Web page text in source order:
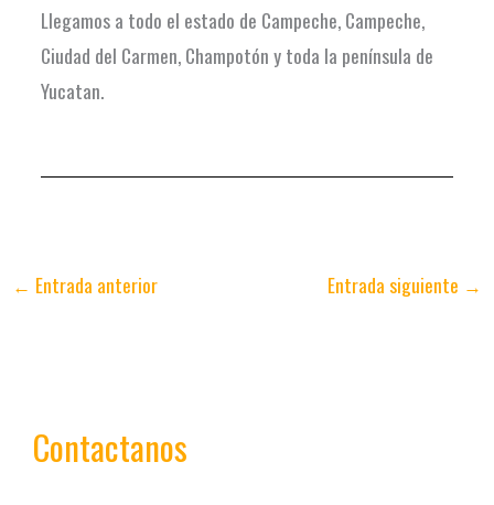
Llegamos a todo el estado de Campeche, Campeche,
Ciudad del Carmen, Champotón y toda la península de
Yucatan.
← Entrada anterior Entrada siguiente →
Contactanos